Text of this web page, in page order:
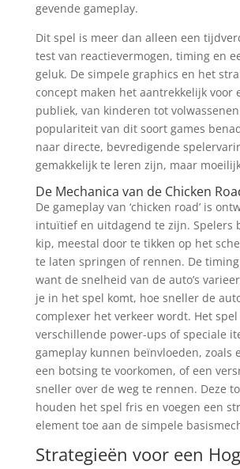
gevende gameplay.
Dit spel is meer dan alleen een
test van reactievermogen, timing en
geluk. De simpele graphics en het
concept maken het aantrekkelijk voor
publiek, van kinderen tot
populariteit van dit soort games
naar directe, bevredigende
gemakkelijk te leren zijn, maar
De Mechanica van de Chicken
De gameplay van ‘chicken road’ is
intuïtief en uitdagend te zijn. Spelers
kip, meestal door te tikken op het
te laten springen of rennen. De
want de snelheid van de auto’s
je in het spel komt, hoe sneller de
complexer het verkeer wordt. Het
verschillende power-ups of speciale
gameplay kunnen beïnvloeden, zoals
een botsing te voorkomen, of een
sneller over de weg te rennen. Deze
houden het spel fris en voegen een
element toe aan de simpele
Strategieën voor een